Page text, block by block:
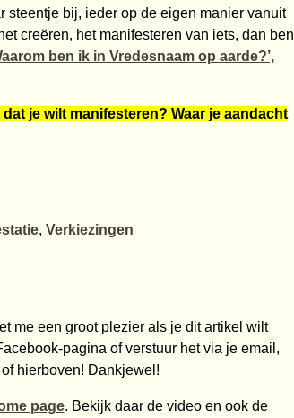
bij, ieder op de eigen manier vanuit
creëren, het manifesteren van iets, dan ben
ben ik in Vredesnaam op aarde?’,
je wilt manifesteren? Waar je aandacht
, Verkiezingen
me een groot plezier als je dit artikel wilt
pagina of verstuur het via je email,
hierboven! Dankjewel!
page. Bekijk daar de video en ook de